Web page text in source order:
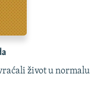
život u normalu